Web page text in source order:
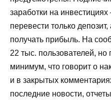
заработки на инвестициях
перевести только
получать прибыль. На
22 тыс. пользователей,
минимум, что говорит о
и в закрытых
последние новости,